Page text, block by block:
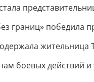
границ» победила
жительница
боевых действий